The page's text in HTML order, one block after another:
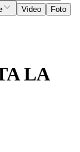
Video
Foto
LA